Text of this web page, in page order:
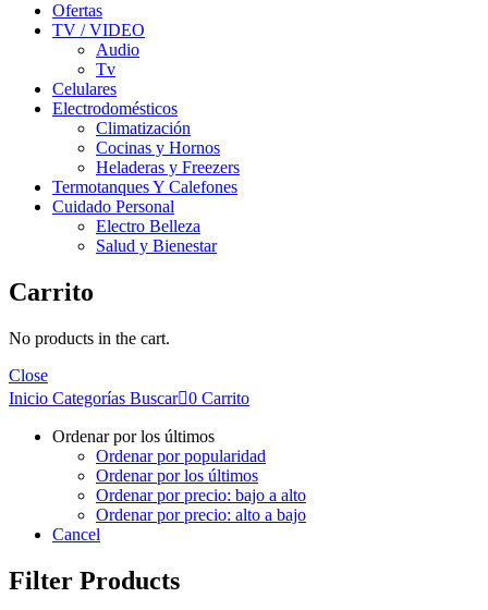
Ofertas
TV / VIDEO
Audio
Tv
Celulares
Electrodomésticos
Climatización
Cocinas y Hornos
Heladeras y Freezers
Termotanques Y Calefones
Cuidado Personal
Electro Belleza
Salud y Bienestar
Carrito
No products in the cart.
Close
Inicio Categorías Buscar 0 Carrito
Ordenar por los últimos
Ordenar por popularidad
Ordenar por los últimos
Ordenar por precio: bajo a alto
Ordenar por precio: alto a bajo
Cancel
Filter Products